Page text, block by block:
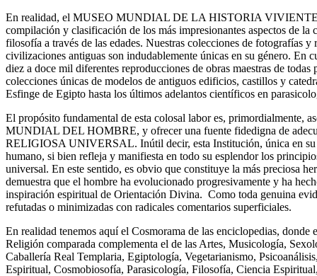
En realidad, el MUSEO MUNDIAL DE LA HISTORIA
compilación y clasificación de los más impresionantes aspectos de la
filosofía a través de las edades. Nuestras colecciones de fotografías y
civilizaciones antiguas son indudablemente únicas en su género. En
diez a doce mil diferentes reproducciones de obras maestras de
colecciones únicas de modelos de antiguos edificios, castillos y
Esfinge de Egipto hasta los últimos adelantos científicos en
El propósito fundamental de esta colosal labor es, primordialmente,
MUNDIAL DEL HOMBRE, y ofrecer una fuente fidedigna de
RELIGIOSA UNIVERSAL. Inútil decir, esta Institución, única en su
humano, si bien refleja y manifiesta en todo su esplendor los
universal. En este sentido, es obvio que constituye la más preciosa
demuestra que el hombre ha evolucionado progresivamente y ha
inspiración espiritual de Orientación Divina. Como toda genuina
refutadas o minimizadas con radicales comentarios superficiales.
En realidad tenemos aquí el Cosmorama de las enciclopedias, donde
Religión comparada complementa el de las Artes, Musicología,
Caballería Real Templaria, Egiptología, Vegetarianismo,
Espiritual, Cosmobiosofía, Parasicología, Filosofía, Ciencia